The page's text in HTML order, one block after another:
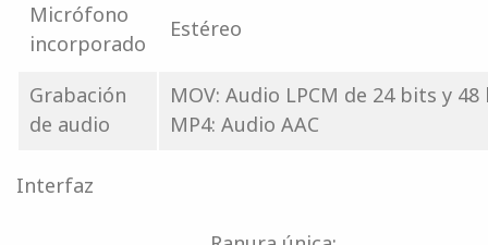
Micrófono
incorporado
Estéreo
Grabación
de audio
MOV: Audio LPCM de 24 bits y 48
MP4: Audio AAC
Interfaz